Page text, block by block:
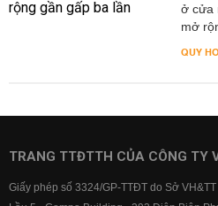
ở cửa
mở
QUY
TRANG TTĐTTH CỦA CÔNG TY
Giấy phép số 3324/GP-TTĐT do Sở